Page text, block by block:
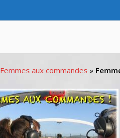
Femmes aux commandes »